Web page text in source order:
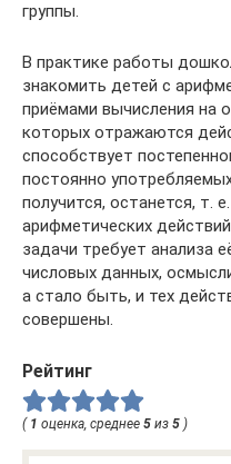
группы.
В практике работы
знакомить детей с
приёмами вычисления на
которых отражаются
способствует
постоянно
получится, останется, т.
арифметических
задачи требует анализа
числовых данных,
а стало быть, и тех
совершены.
Рейтинг
( 1 оценка, среднее 5 из 5 )